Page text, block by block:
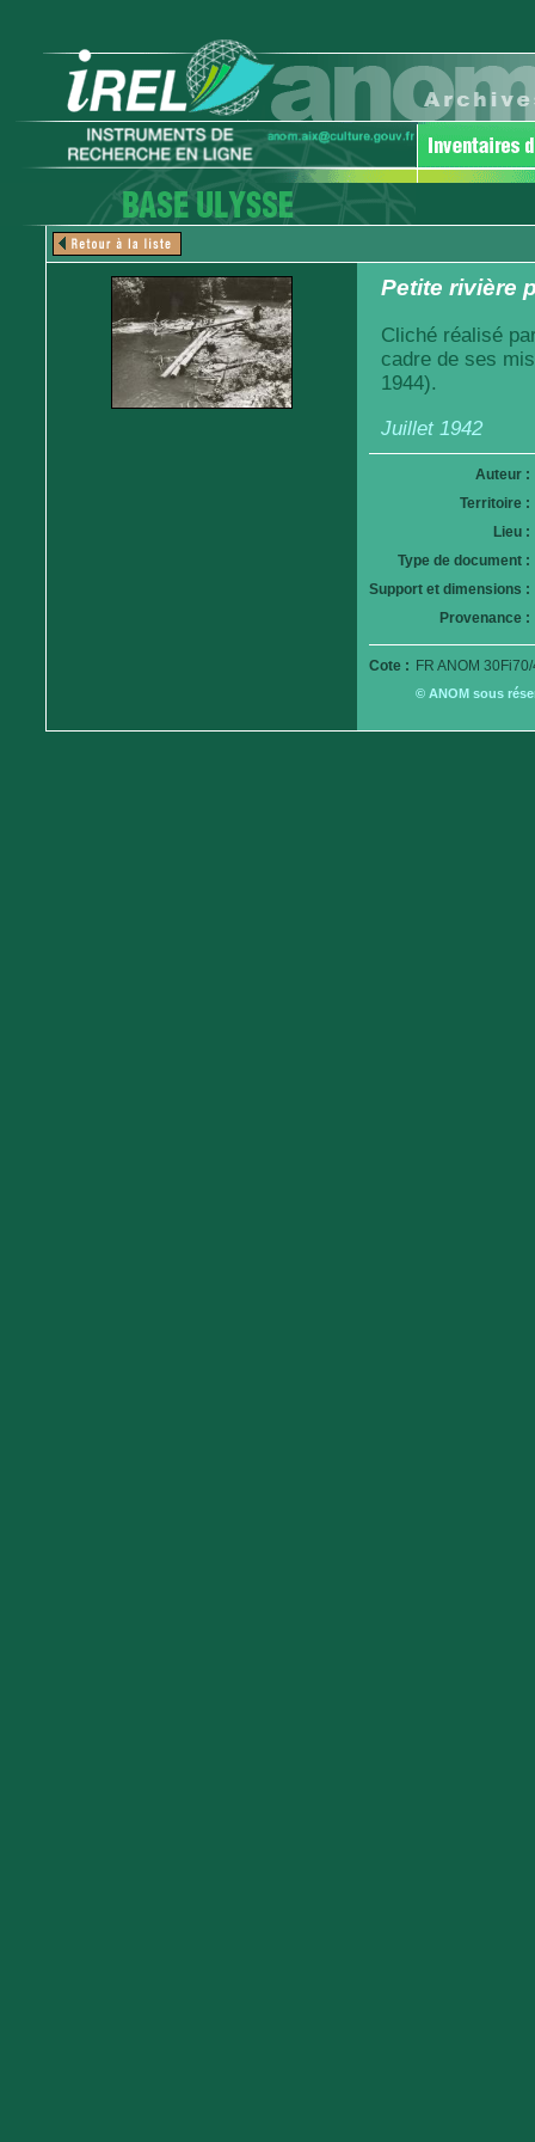
Petite rivière
Cliché réalisé
cadre de ses
1944).
Juillet 1942
Auteur :
Territoire :
Lieu :
Type de document :
Support et dimensions :
Provenance :
Cote : FR ANOM
© ANOM sous